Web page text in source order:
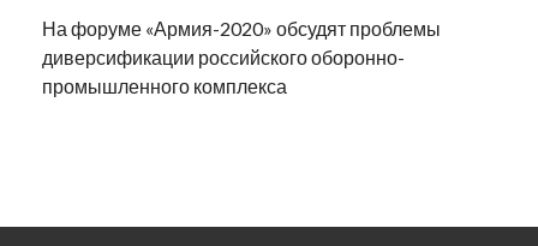
На форуме «Армия-2020» обсудят проблемы
диверсификации российского оборонно-
промышленного комплекса